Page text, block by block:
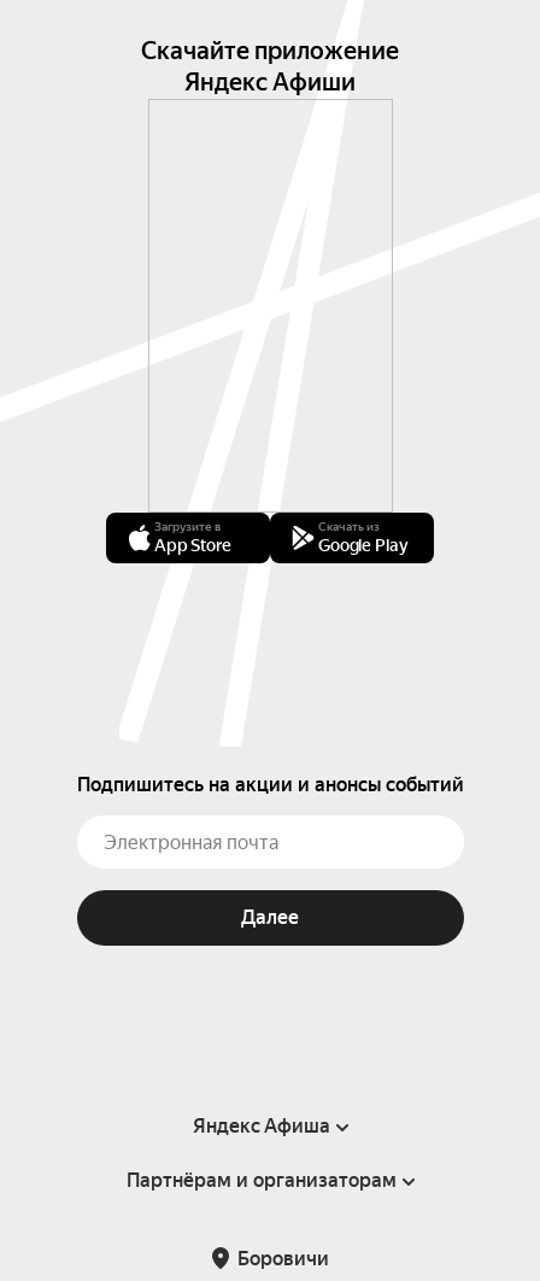
Скачайте приложение
Яндекс Афиши
Загрузите в
App Store
Скачать из
Google Play
Подпишитесь на акции и анонсы событий
Далее
Яндекс Афиша
Справка
Подарочные сертификаты
Партнёрам и организаторам
Боровичи